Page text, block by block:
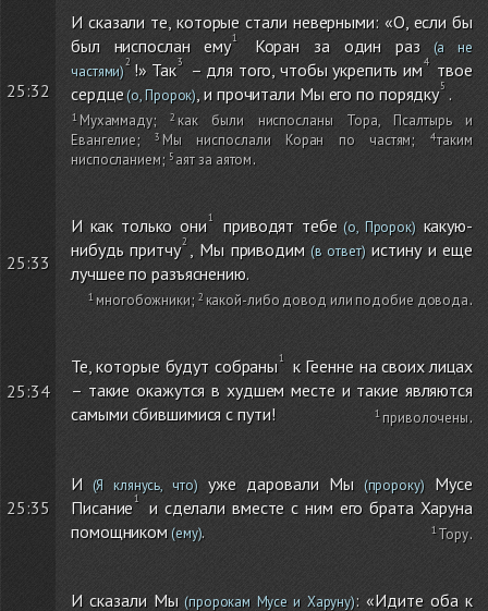
25:32
И сказали те, которые стали неверными: «О, если бы
был ниспослан ему
Коран за один раз(а не
частями) !» Так – для того, чтобы укрепить им
твое
сердце(о, Пророк), и прочитали Мы его по порядку .
Мухаммаду;
как были ниспосланы Тора, Псалтырь и
Евангелие; Мы ниспослали Коран по частям;
таким
ниспосланием; аят за аятом.
25:33
И как только они приводят тебе(о, Пророк)какую-
нибудь притчу , Мы приводим(в ответ)истину и еще
лучшее по разъяснению.
многобожники; какой-либо довод или подобие довода.
25:34
Те, которые будут собраны
к Геенне на своих лицах
– такие окажутся в худшем месте и такие являются
самыми сбившимися с пути!
приволочены.
25:35
И(Я клянусь, что)уже даровали Мы (пророку)Мусе
Писание
и сделали вместе с ним его брата Харуна
помощником (ему). Тору.
И сказали Мы(пророкам Мусе и Харуну): «Идите оба к